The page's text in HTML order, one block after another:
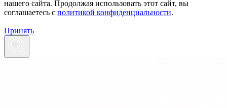
нашего сайта. Продолжая использовать этот сайт, вы
соглашаетесь c политикой конфиденциальности.
Принять